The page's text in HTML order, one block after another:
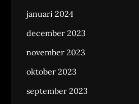
januari 2024
december 2023
november 2023
oktober 2023
september 2023